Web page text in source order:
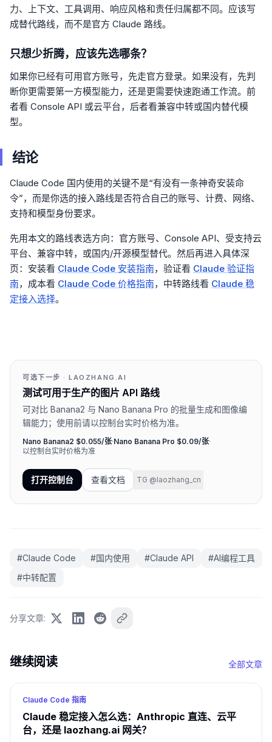
力、上下文、工具调用、响应风格和责任归属都不同。应该写
成替代路线，而不是官方 Claude 路线。
只想少折腾，应该先选哪条？
如果你已经有可用官方账号，先走官方登录。如果没有，先判
断你更需要第一方模型能力，还是更需要快速跑通工作流。前
者看 Console API 或云平台，后者看兼容中转或国内替代模
型。
结论
Claude Code 国内使用的关键不是“有没有一条神奇安装命
令”，而是你选的接入路线是否符合自己的账号、计费、网络、
支持和模型身份要求。
先用本文的路线表选方向：官方账号、Console API、受支持云
平台、兼容中转，或国内/开源模型替代。然后再进入具体深
页：安装看 Claude Code 安装指南，验证看 Claude 验证指
南，成本看 Claude Code 价格指南，中转路线看 Claude 稳
定接入选择。
可选下一步 · LAOZHANG.AI
测试可用于生产的图片 API 路线
可对比 Banana2 与 Nano Banana Pro 的批量生成和图像编
辑能力；使用前请以控制台实时价格为准。
Nano Banana2 $0.055/张·Nano Banana Pro $0.09/张·
以控制台实时价格为准
打开控制台 查看文档 TG @laozhang_cn
#Claude Code #国内使用 #Claude API #AI编程工具
#中转配置
分享文章:
继续阅读 全部文章
Claude Code 指南
Claude 稳定接入怎么选：Anthropic 直连、云平
台，还是 laozhang.ai 网关？